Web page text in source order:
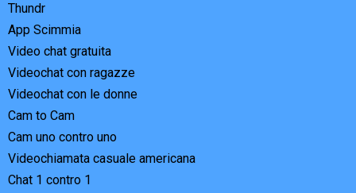
Thundr
App Scimmia
Video chat gratuita
Videochat con ragazze
Videochat con le donne
Cam to Cam
Cam uno contro uno
Videochiamata casuale americana
Chat 1 contro 1